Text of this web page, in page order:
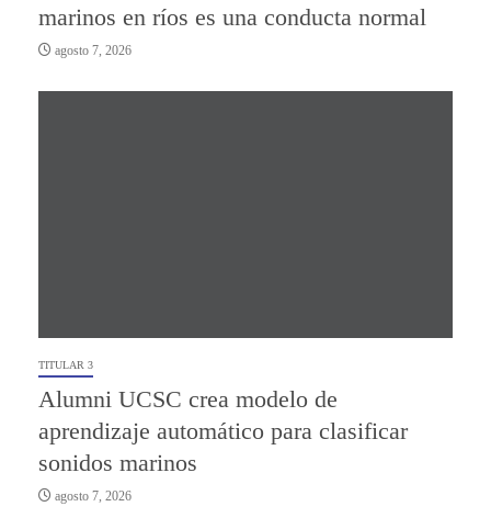
marinos en ríos es una conducta normal
agosto 7, 2026
TITULAR 3
Alumni UCSC crea modelo de
aprendizaje automático para clasificar
sonidos marinos
agosto 7, 2026